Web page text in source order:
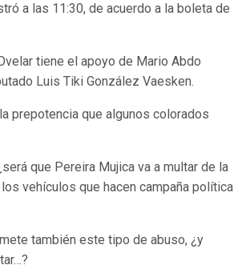
a las 11:30, de acuerdo a la boleta de
tiene el apoyo de Mario Abdo
Luis Tiki González Vaesken.
prepotencia que algunos colorados
que Pereira Mujica va a multar de la
vehículos que hacen campaña política
también este tipo de abuso, ¿y